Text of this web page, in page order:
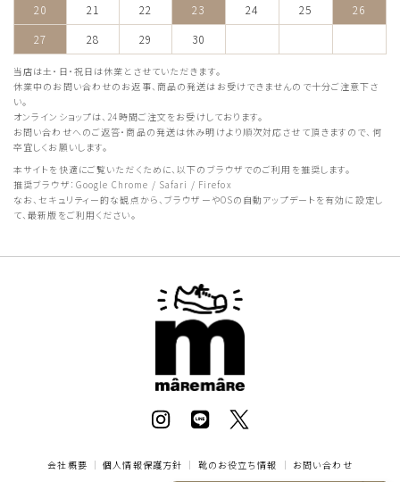
20
21 22 23 24 25
26
27
28 29 30
当店は土・日・祝日は休業とさせていただきます。
休業中のお問い合わせのお返事、商品の発送はお受けできませんので十分ご注意下さ
い。
オンラインショップは、24時間ご注文をお受けしております。
お問い合わせへのご返答・商品の発送は休み明けより順次対応させて頂きますので、何
卒宜しくお願いします。
本サイトを快適にご覧いただくために、以下のブラウザでのご利用を推奨します。
推奨ブラウザ：Google Chrome / Safari / Firefox
なお、セキュリティー的な観点から、ブラウザーやOSの自動アップデートを有効に設定し
て、最新版をご利用ください。
会社概要 ｜個人情報保護方針 ｜ 靴のお役立ち情報 ｜ お問い合わせ